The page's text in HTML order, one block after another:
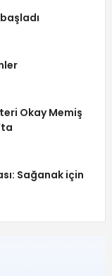
Okay Memiş
Sağanak için